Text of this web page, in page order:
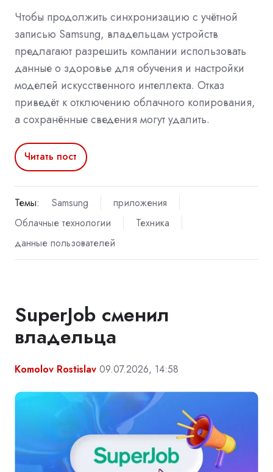
Чтобы продолжить синхронизацию с учётной
записью Samsung, владельцам устройств
предлагают разрешить компании использовать
данные о здоровье для обучения и настройки
моделей искусственного интеллекта. Отказ
приведёт к отключению облачного копирования,
а сохранённые сведения могут удалить.
Читать пост
Темы: Samsung
приложения
Облачные технологии
Техника
данные пользователей
SuperJob сменил
владельца
Komolov Rostislav 09.07.2026, 14:58